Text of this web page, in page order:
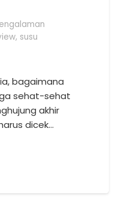
, susu
bagaimana
sehat-sehat
akhir
dicek…